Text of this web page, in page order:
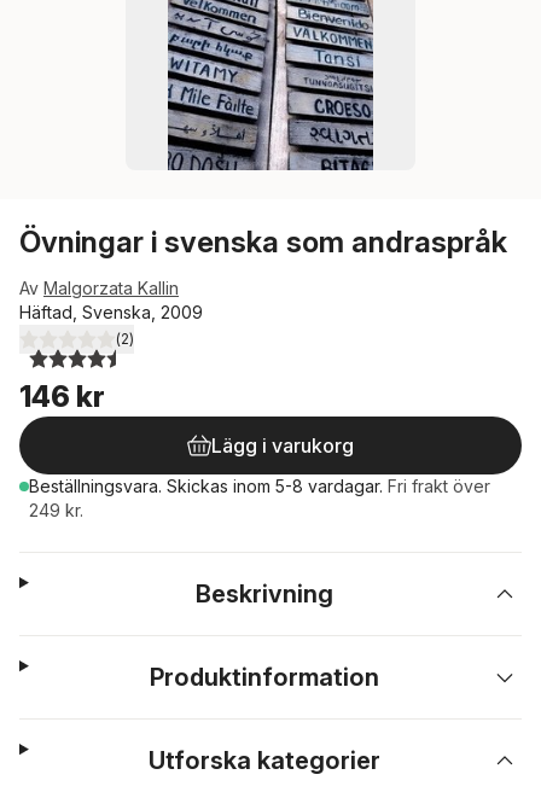
Övningar i svenska som andraspråk
Av Malgorzata Kallin
Häftad, Svenska, 2009
4,5utav 5 stjärnor. Totalt antal röster:
(2)
146 kr
Lägg i varukorg
Beställningsvara. Skickas inom 5-8 vardagar. Fri frakt över
249 kr.
Beskrivning
Produktinformation
Utforska kategorier